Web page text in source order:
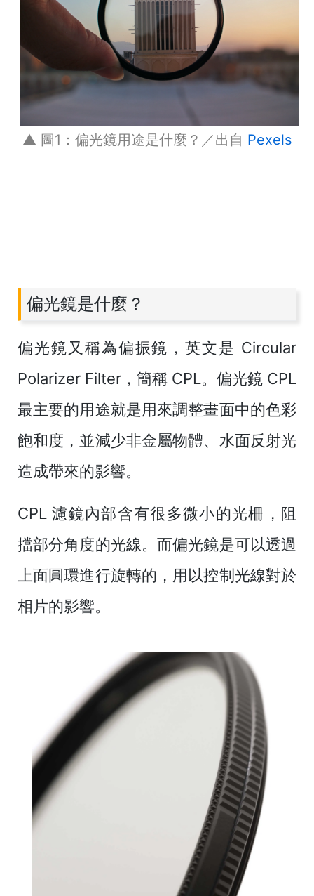
▲ 圖1：偏光鏡用途是什麼？／出自 Pexels
偏光鏡是什麼？
偏光鏡又稱為偏振鏡，英文是 Circular
Polarizer Filter，簡稱 CPL。偏光鏡 CPL
最主要的用途就是用來調整畫面中的色彩
飽和度，並減少非金屬物體、水面反射光
造成帶來的影響。
CPL 濾鏡內部含有很多微小的光柵，阻
擋部分角度的光線。而偏光鏡是可以透過
上面圓環進行旋轉的，用以控制光線對於
相片的影響。